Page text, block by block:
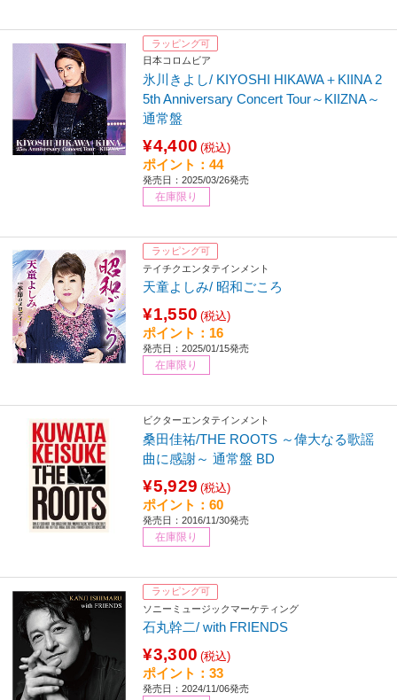
ラッピング可
日本コロムビア
氷川きよし/ KIYOSHI HIKAWA＋KIINA 2
5th Anniversary Concert Tour～KIIZNA～
通常盤
¥4,400 (税込)
ポイント：44
発売日：2025/03/26発売
在庫限り
ラッピング可
テイチクエンタテインメント
天童よしみ/ 昭和ごころ
¥1,550 (税込)
ポイント：16
発売日：2025/01/15発売
在庫限り
ビクターエンタテインメント
桑田佳祐/THE ROOTS ～偉大なる歌謡
曲に感謝～ 通常盤 BD
¥5,929 (税込)
ポイント：60
発売日：2016/11/30発売
在庫限り
ラッピング可
ソニーミュージックマーケティング
石丸幹二/ with FRIENDS
¥3,300 (税込)
ポイント：33
発売日：2024/11/06発売